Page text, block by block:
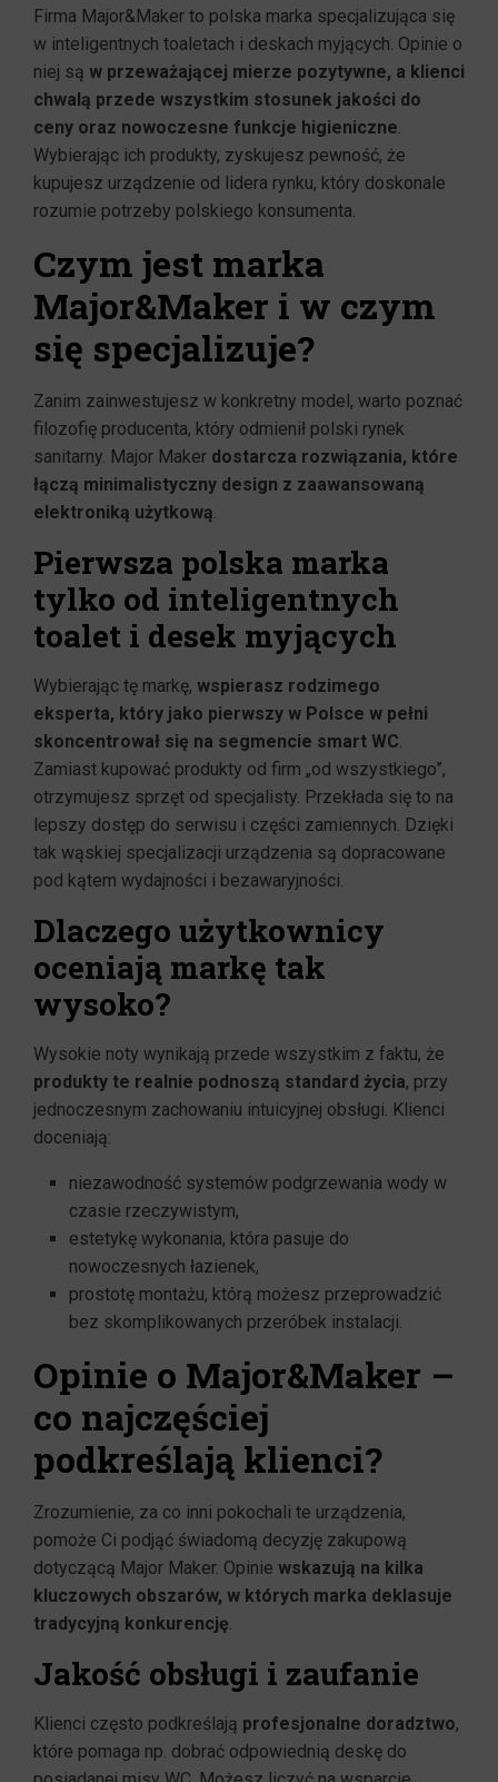
Firma Major&Maker to polska marka specjalizująca się
w inteligentnych toaletach i deskach myjących. Opinie o
niej są w przeważającej mierze pozytywne, a klienci
chwalą przede wszystkim stosunek jakości do
ceny oraz nowoczesne funkcje higieniczne
Wybierając ich produkty, zyskujesz pewność, że
kupujesz urządzenie od lidera rynku, który doskonale
rozumie potrzeby polskiego konsumenta.
Czym jest marka
Major&Maker i w czym
się specjalizuje?
Zanim zainwestujesz w konkretny model, warto poznać
filozofię producenta, który odmienił polski rynek
sanitarny. Major Maker dostarcza rozwiązania, które
łączą minimalistyczny design z zaawansowaną
elektroniką użytkową
Pierwsza polska marka
tylko od inteligentnych
toalet i desek myjących
Wybierając tę markę, wspierasz rodzimego
eksperta, który jako pierwszy w Polsce w pełni
skoncentrował się na segmencie smart WC
Zamiast kupować produkty od firm „od wszystkiego”,
otrzymujesz sprzęt od specjalisty. Przekłada się to na
lepszy dostęp do serwisu i części zamiennych. Dzięki
tak wąskiej specjalizacji urządzenia są dopracowane
pod kątem wydajności i bezawaryjności.
Dlaczego użytkownicy
oceniają markę tak
wysoko?
Wysokie noty wynikają przede wszystkim z faktu, że
produkty te realnie podnoszą standard życia, przy
jednoczesnym zachowaniu intuicyjnej obsługi. Klienci
doceniają:
niezawodność systemów podgrzewania wody w
czasie rzeczywistym,
estetykę wykonania, która pasuje do
nowoczesnych łazienek,
prostotę montażu, którą możesz przeprowadzić
bez skomplikowanych przeróbek instalacji.
Opinie o Major&Maker –
co najczęściej
podkreślają klienci?
Zrozumienie, za co inni pokochali te urządzenia,
pomoże Ci podjąć świadomą decyzję zakupową
dotyczącą Major Maker. Opinie wskazują na kilka
kluczowych obszarów, w których marka deklasuje
tradycyjną konkurencję
Jakość obsługi i zaufanie
Klienci często podkreślają profesjonalne doradztwo,
które pomaga np. dobrać odpowiednią deskę do